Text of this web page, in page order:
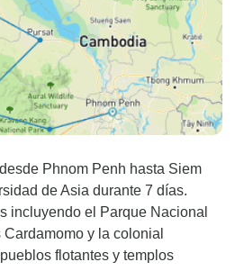
Phnom Penh hasta Siem
de Asia durante 7 días.
incluyendo el Parque Nacional
y la colonial
flotantes y templos